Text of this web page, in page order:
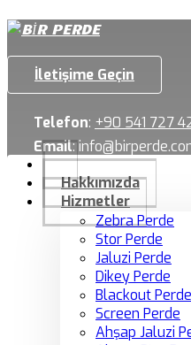
İletişime Geçin
Telefon: +90 541 727
Email:
Hakkımızda
Hizmetler
Zebra Perde
Stor Perde
Jaluzi Perde
Dikey Perde
Blackout Perde
Screen Perde
Ahşap Jaluzi